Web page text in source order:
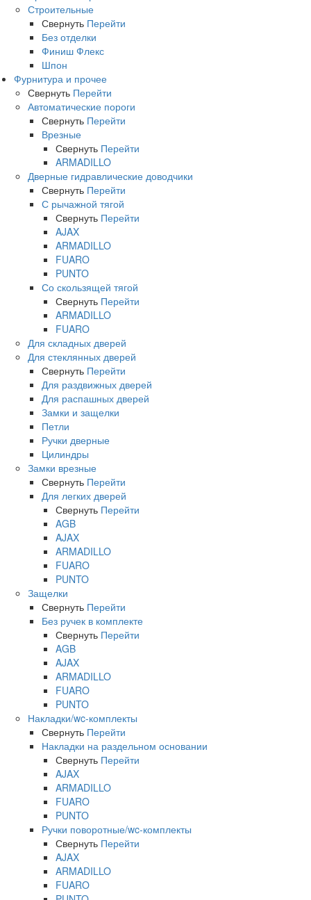
Строительные
Свернуть Перейти
Без отделки
Финиш Флекс
Шпон
Фурнитура и прочее
Свернуть Перейти
Автоматические пороги
Свернуть Перейти
Врезные
Свернуть Перейти
ARMADILLO
Дверные гидравлические доводчики
Свернуть Перейти
С рычажной тягой
Свернуть Перейти
AJAX
ARMADILLO
FUARO
PUNTO
Со скользящей тягой
Свернуть Перейти
ARMADILLO
FUARO
Для складных дверей
Для стеклянных дверей
Свернуть Перейти
Для раздвижных дверей
Для распашных дверей
Замки и защелки
Петли
Ручки дверные
Цилиндры
Замки врезные
Свернуть Перейти
Для легких дверей
Свернуть Перейти
AGB
AJAX
ARMADILLO
FUARO
PUNTO
Защелки
Свернуть Перейти
Без ручек в комплекте
Свернуть Перейти
AGB
AJAX
ARMADILLO
FUARO
PUNTO
Накладки/wc-комплекты
Свернуть Перейти
Накладки на раздельном основании
Свернуть Перейти
AJAX
ARMADILLO
FUARO
PUNTO
Ручки поворотные/wc-комплекты
Свернуть Перейти
AJAX
ARMADILLO
FUARO